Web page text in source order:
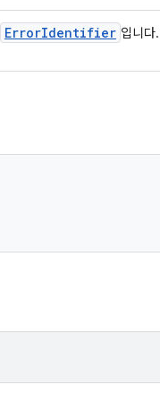
ErrorIdentifier 입니다.